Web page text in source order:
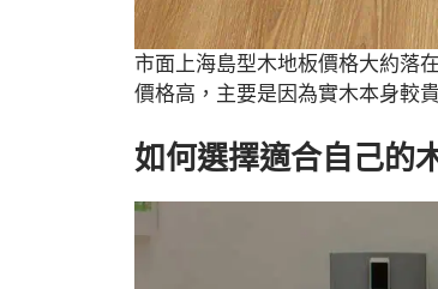
市面上海島型木地板價格大約落
價格高，主要是因為實木本身較
如何選擇適合自己的